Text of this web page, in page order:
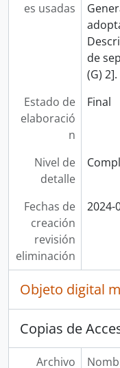
es usadas
de
(G) 2].
Estado de
elaboració
n
Final
Nivel de
detalle
Fechas de
creación
revisión
eliminación
2024-
Objeto digital
Copias de
Archivo